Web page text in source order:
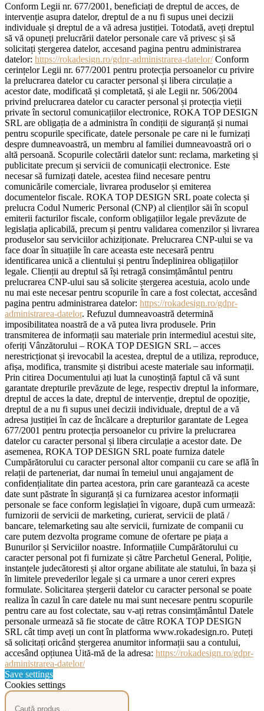
Conform Legii nr. 677/2001, beneficiați de dreptul de acces, de
intervenție asupra datelor, dreptul de a nu fi supus unei decizii
individuale și dreptul de a vă adresa justiției. Totodată, aveți dreptul
să vă opuneți prelucrării datelor personale care vă privesc și să
solicitați ștergerea datelor, accesand pagina pentru administrarea
datelor: https://rokadesign.ro/gdpr-administrarea-datelor/Conform
cerințelor Legii nr. 677/2001 pentru protecția persoanelor cu privire
la prelucrarea datelor cu caracter personal și libera circulație a
acestor date, modificată și completată, și ale Legii nr. 506/2004
privind prelucrarea datelor cu caracter personal și protecția vieții
private în sectorul comunicațiilor electronice, ROKA TOP DESIGN
SRL are obligația de a administra în condiții de siguranță și numai
pentru scopurile specificate, datele personale pe care ni le furnizați
despre dumneavoastră, un membru al familiei dumneavoastră ori o
altă persoană. Scopurile colectării datelor sunt: reclama, marketing și
publicitate precum și servicii de comunicații electronice. Este
necesar să furnizați datele, acestea fiind necesare pentru
comunicările comerciale, livrarea produselor și emiterea
documentelor fiscale. ROKA TOP DESIGN SRL poate colecta și
prelucra Codul Numeric Personal (CNP) al clienților săi în scopul
emiterii facturilor fiscale, conform obligațiilor legale prevăzute de
legislația aplicabilă, precum și pentru validarea comenzilor și livrarea
produselor sau serviciilor achiziționate. Prelucrarea CNP-ului se va
face doar în situațiile în care aceasta este necesară pentru
identificarea unică a clientului și pentru îndeplinirea obligațiilor
legale. Clienții au dreptul să își retragă consimțământul pentru
prelucrarea CNP-ului sau să solicite ștergerea acestuia, acolo unde
nu mai este necesar pentru scopurile în care a fost colectat, accesând
pagina pentru administrarea datelor: https://rokadesign.ro/gdpr-
administrarea-datelor. Refuzul dumneavoastră determină
imposibilitatea noastră de a vă putea livra produsele. Prin
transmiterea de informații sau materiale prin intermediul acestui site,
oferiți Vânzătorului – ROKA TOP DESIGN SRL – acces
nerestricționat și irevocabil la acestea, dreptul de a utiliza, reproduce,
afișa, modifica, transmite și distribui aceste materiale sau informații.
Prin citirea Documentului ați luat la cunoștință faptul că vă sunt
garantate drepturile prevăzute de lege, respectiv dreptul la informare,
dreptul de acces la date, dreptul de intervenție, dreptul de opoziție,
dreptul de a nu fi supus unei decizii individuale, dreptul de a vă
adresa justiției în caz de încălcare a drepturilor garantate de Legea
677/2001 pentru protecția persoanelor cu privire la prelucrarea
datelor cu caracter personal și libera circulație a acestor date. De
asemenea, ROKA TOP DESIGN SRL poate furniza datele
Cumpărătorului cu caracter personal altor companii cu care se află în
relații de parteneriat, dar numai în temeiul unui angajament de
confidențialitate din partea acestora, prin care garantează ca aceste
date sunt păstrate în siguranță și ca furnizarea acestor informații
personale se face conform legislației în vigoare, după cum urmează:
furnizorii de servicii de marketing, curierat, servicii de plată /
bancare, telemarketing sau alte servicii, furnizate de companii cu
care putem dezvolta programe comune de ofertare pe piața a
Bunurilor și Serviciilor noastre. Informațiile Cumpărătorului cu
caracter personal pot fi furnizate și către Parchetul General, Poliție,
instanțele judecătoresti și altor organe abilitate ale statului, în baza și
în limitele prevederilor legale și ca urmare a unor cereri expres
formulate. Solicitarea ștergerii datelor cu caracter personal se poate
realiza în cazul în care datele nu mai sunt necesare pentru scopurile
pentru care au fost colectate, sau v-ați retras consimțământul Datele
personale urmează să fie stocate de către ROKA TOP DESIGN
SRL cât timp aveți un cont în platforma www.rokadesign.ro. Puteți
să solicitați oricând ștergerea anumitor informații sau a contului,
accesând opțiunea Uită-mă de la adresa: https://rokadesign.ro/gdpr-
administrarea-datelor/
Save settings
Cookies settings
Products
search